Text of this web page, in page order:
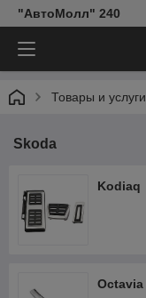
"АвтоМолл" 240
Товары и услуги
Skoda
Kodiaq
Octavia